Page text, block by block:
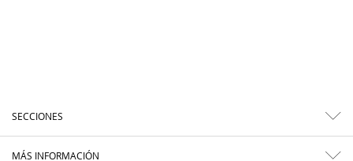
SECCIONES
MÁS INFORMACIÓN